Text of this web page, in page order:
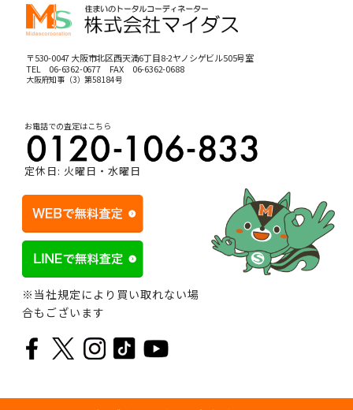
〒530-0047 大阪市北区西天満6丁目8-2ヤノシゲビル505号室
TEL 06-6362-0677FAX 06-6362-0688
大阪府知事（3）第58184号
お電話での査定はこちら
定休日: 火曜日・水曜日
※当社規定により買い取れない場
合もございます